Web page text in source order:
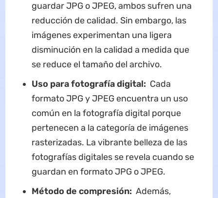
guardar JPG o JPEG, ambos sufren una
reducción de calidad. Sin embargo, las
imágenes experimentan una ligera
disminución en la calidad a medida que
se reduce el tamaño del archivo.
Uso para fotografía digital: Cada
formato JPG y JPEG encuentra un uso
común en la fotografía digital porque
pertenecen a la categoría de imágenes
rasterizadas. La vibrante belleza de las
fotografías digitales se revela cuando se
guardan en formato JPG o JPEG.
Método de compresión: Además,